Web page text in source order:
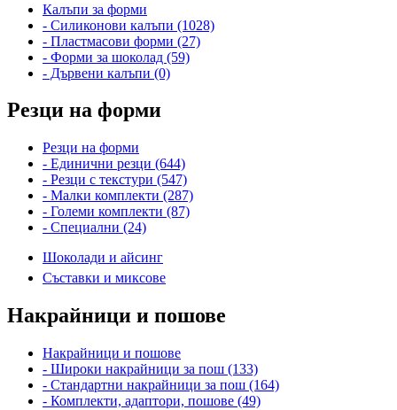
Калъпи за форми
- Силиконови калъпи (1028)
- Пластмасови форми (27)
- Форми за шоколад (59)
- Дървени калъпи (0)
Резци на форми
Резци на форми
- Единични резци (644)
- Резци с текстури (547)
- Малки комплекти (287)
- Големи комплекти (87)
- Специални (24)
Шоколади и айсинг
Съставки и миксове
Накрайници и пошове
Накрайници и пошове
- Широки накрайници за пош (133)
- Стандартни накрайници за пош (164)
- Комплекти, адаптори, пошове (49)